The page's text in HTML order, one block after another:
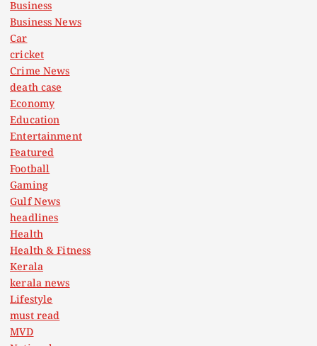
Business
Business News
Car
cricket
Crime News
death case
Economy
Education
Entertainment
Featured
Football
Gaming
Gulf News
headlines
Health
Health & Fitness
Kerala
kerala news
Lifestyle
must read
MVD